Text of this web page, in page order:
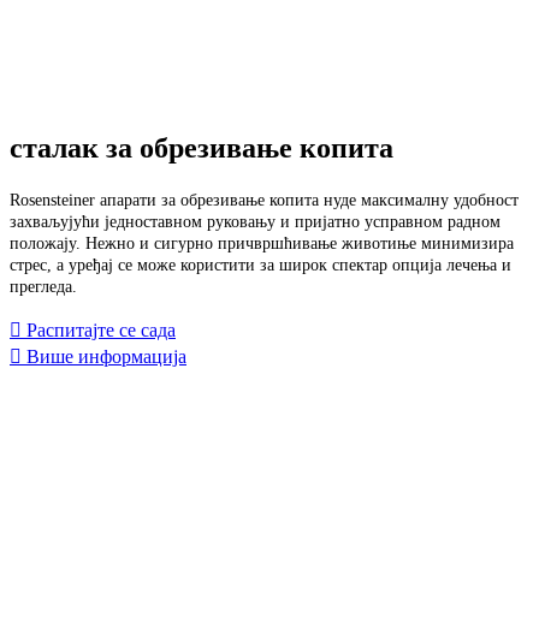
сталак за обрезивање копита
Rosensteiner апарати за обрезивање копита нуде максималну удобност
захваљујући једноставном руковању и пријатно усправном радном
положају. Нежно и сигурно причвршћивање животиње минимизира
стрес, а уређај се може користити за широк спектар опција лечења и
прегледа.
Распитајте се сада
Више информација